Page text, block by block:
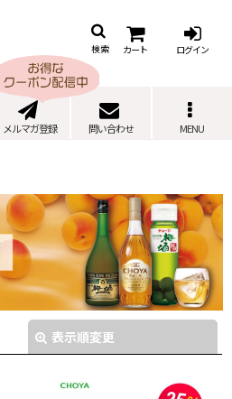
検索 カート ログイン
メルマガ登録 問い合わせ MENU
表示順変更